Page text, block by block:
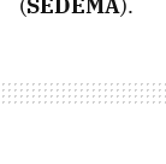
(SEDEMA).